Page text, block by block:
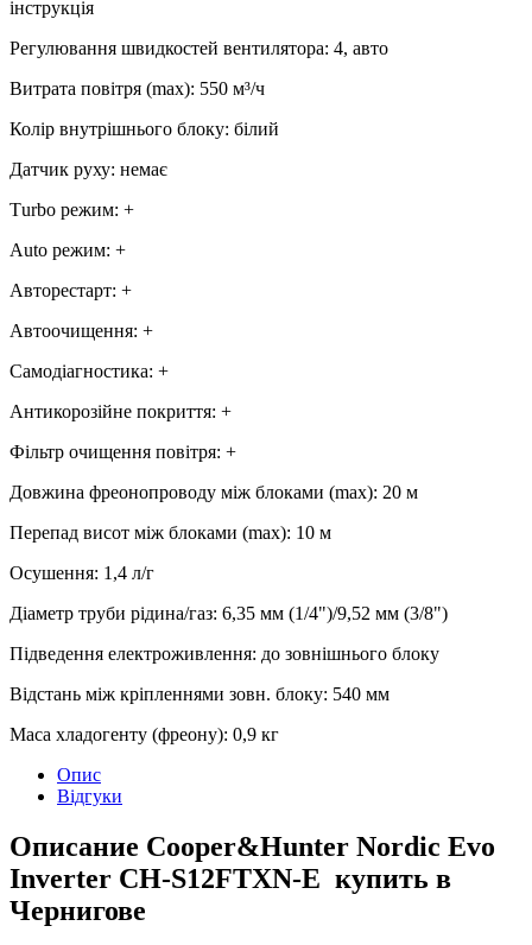
інструкція
Регулювання швидкостей вентилятора: 4, авто
Витрата повітря (max): 550 м³/ч
Колір внутрішнього блоку: білий
Датчик руху: немає
Тurbo режим: +
Аuto режим: +
Авторестарт: +
Автоочищення: +
Самодіагностика: +
Антикорозійне покриття: +
Фільтр очищення повітря: +
Довжина фреонопроводу між блоками (max): 20 м
Перепад висот між блоками (max): 10 м
Осушення: 1,4 л/г
Діаметр труби рідина/газ: 6,35 мм (1/4")/9,52 мм (3/8")
Підведення електроживлення: до зовнішнього блоку
Відстань між кріпленнями зовн. блоку: 540 мм
Маса хладогенту (фреону): 0,9 кг
Опис
Відгуки
Описание Cooper&Hunter Nordic Evo
Inverter CH-S12FTXN-E купить в
Чернигове